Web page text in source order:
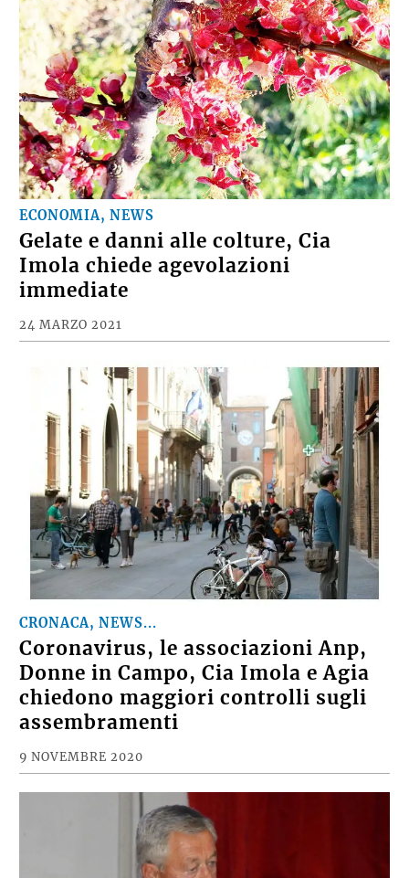
ECONOMIA, NEWS
Gelate e danni alle colture, Cia
Imola chiede agevolazioni
immediate
24 MARZO 2021
CRONACA, NEWS...
Coronavirus, le associazioni Anp,
Donne in Campo, Cia Imola e Agia
chiedono maggiori controlli sugli
assembramenti
9 NOVEMBRE 2020